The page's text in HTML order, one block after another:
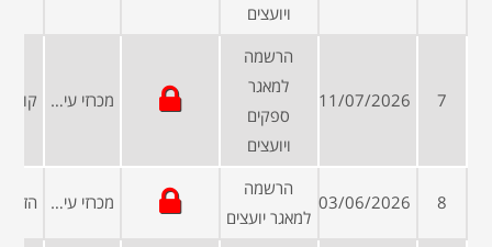
ויועצים
7
11/07/2026
הרשמה
למאגר
ספקים
ויועצים
מכרזי עיריות ומועצות
8
03/06/2026
הרשמה
למאגר יועצים
מכרזי עיריות ומועצות